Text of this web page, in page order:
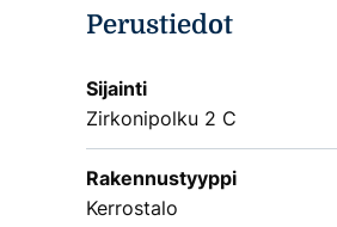
Perustiedot
Sijainti
Zirkonipolku 2 C
Rakennustyyppi
Kerrostalo